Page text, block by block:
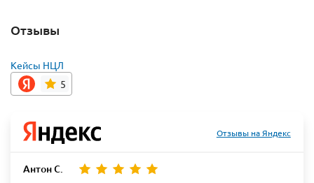
Отзывы
Кейсы НЦЛ
5
Отзывы на Яндекс
Антон С.